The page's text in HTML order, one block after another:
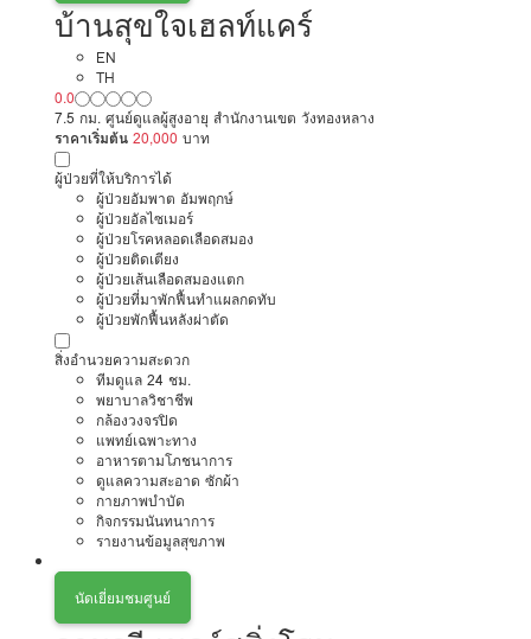
บ้านสุขใจเฮลท์แคร์
EN
TH
0.0
7.5 กม. ศูนย์ดูแลผู้สูงอายุ สำนักงานเขต วังทองหลาง
ราคาเริ่มต้น 20,000 บาท
ผู้ป่วยที่ให้บริการได้
ผู้ป่วยอัมพาต อัมพฤกษ์
ผู้ป่วยอัลไซเมอร์
ผู้ป่วยโรคหลอดเลือดสมอง
ผู้ป่วยติดเตียง
ผู้ป่วยเส้นเลือดสมองแตก
ผู้ป่วยที่มาพักฟื้นทำแผลกดทับ
ผู้ป่วยพักฟื้นหลังผ่าตัด
สิ่งอำนวยความสะดวก
ทีมดูแล 24 ชม.
พยาบาลวิชาชีพ
กล้องวงจรปิด
แพทย์เฉพาะทาง
อาหารตามโภชนาการ
ดูแลความสะอาด ซักผ้า
กายภาพบำบัด
กิจกรรมนันทนาการ
รายงานข้อมูลสุขภาพ
นัดเยี่ยมชมศูนย์